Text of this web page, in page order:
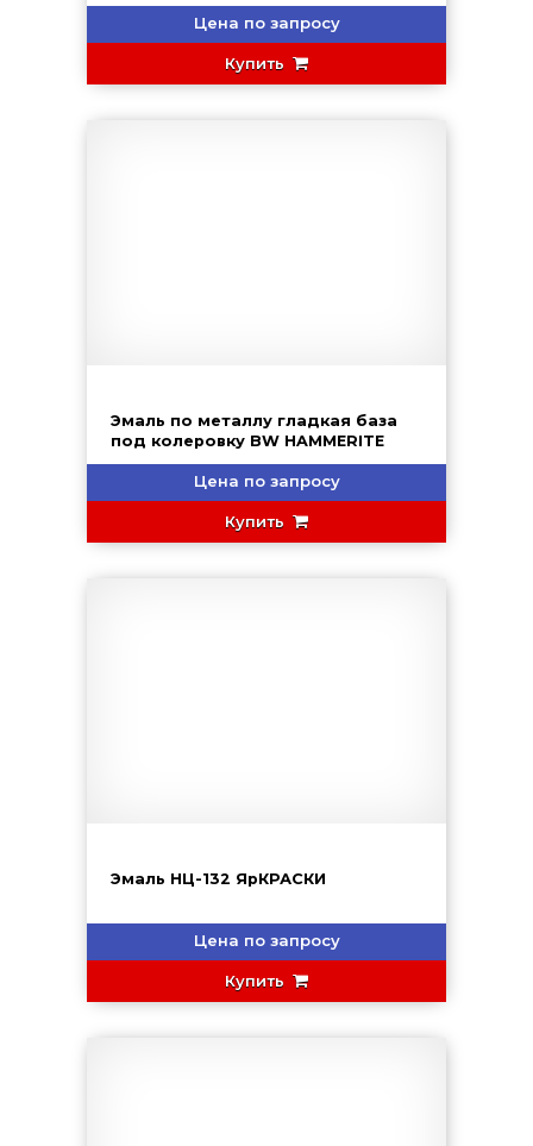
Цена по запросу
Купить
Эмаль по металлу гладкая база
под колеровку BW HAMMERITE
Цена по запросу
Купить
Эмаль НЦ-132 ЯрКРАСКИ
Цена по запросу
Купить